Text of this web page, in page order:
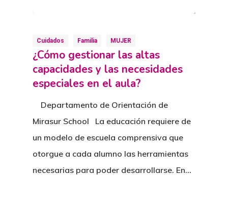
Cuidados Familia MUJER
¿Cómo gestionar las altas
capacidades y las necesidades
especiales en el aula?
Departamento de Orientación de
Mirasur School La educación requiere de
un modelo de escuela comprensiva que
otorgue a cada alumno las herramientas
necesarias para poder desarrollarse. En…